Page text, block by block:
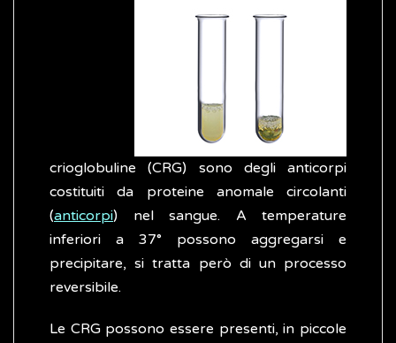
crioglobuline (CRG) sono degli anticorpi
costituiti da proteine anomale circolanti
(anticorpi) nel sangue. A temperature
inferiori a 37° possono aggregarsi e
precipitare, si tratta però di un processo
reversibile.
Le CRG possono essere presenti, in piccole